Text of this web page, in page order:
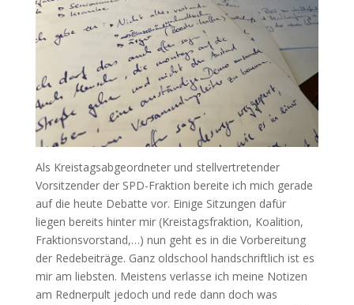
Als Kreistagsabgeordneter und stellvertretender
Vorsitzender der SPD-Fraktion bereite ich mich gerade
auf die heute Debatte vor. Einige Sitzungen dafür
liegen bereits hinter mir (Kreistagsfraktion, Koalition,
Fraktionsvorstand,…) nun geht es in die Vorbereitung
der Redebeiträge. Ganz oldschool handschriftlich ist es
mir am liebsten. Meistens verlasse ich meine Notizen
am Rednerpult jedoch und rede dann doch was